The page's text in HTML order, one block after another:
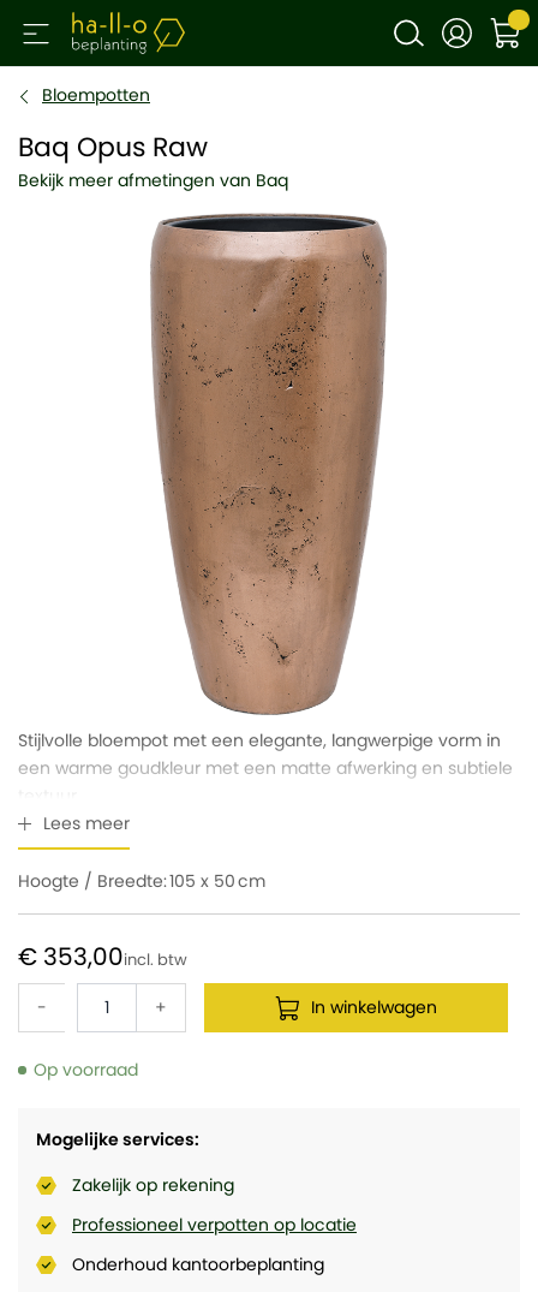
Bloempotten
Baq Opus Raw
Bekijk meer afmetingen van Baq
Hoogte / Breedte:105 x 50
Mogelijke services:
Zakelijk op rekening
Professioneel verpotten op locatie
Onderhoud kantoorbeplanting
Stijlvolle bloempot met een elegante, langwerpige vorm in
een warme goudkleur met een matte afwerking en subtiele
Lees meer
€ 353,00
- + In winkelwagen
Op voorraad